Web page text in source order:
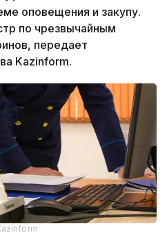
оповещения и закупу.
по чрезвычайным
передает
Kazinform.